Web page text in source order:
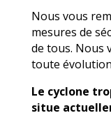
Nous vous
mesures de
de tous. Nous
toute
Le cyclone
situe